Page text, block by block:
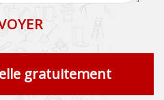
gratuitement